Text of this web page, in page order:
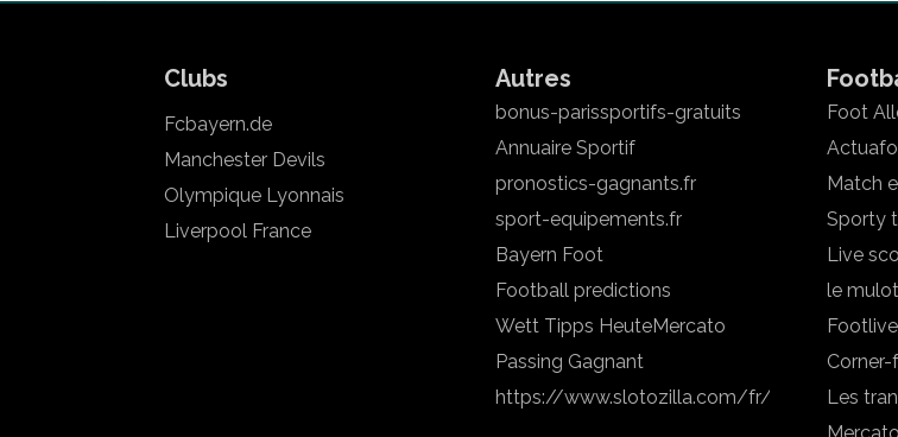
Clubs
Fcbayern.de
Manchester Devils
Olympique Lyonnais
Liverpool France
Autres
bonus-parissportifs-gratuits
Annuaire Sportif
pronostics-gagnants.fr
sport-equipements.fr
Bayern Foot
Football predictions
Wett Tipps HeuteMercato
Passing Gagnant
https://www.slotozilla.com/fr/
Foot
Match
Sporty
Live
le
Footlive
Les